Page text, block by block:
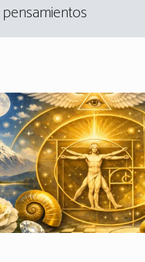
pensamientos